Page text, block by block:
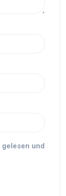
gelesen und